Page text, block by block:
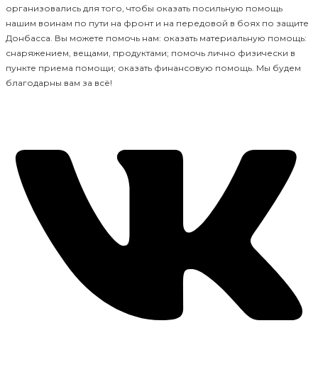
организовались для того, чтобы оказать посильную помощь
нашим воинам по пути на фронт и на передовой в боях по защите
Донбасса. Вы можете помочь нам: оказать материальную помощь:
снаряжением, вещами, продуктами; помочь лично физически в
пункте приема помощи; оказать финансовую помощь. Мы будем
благодарны вам за всё!